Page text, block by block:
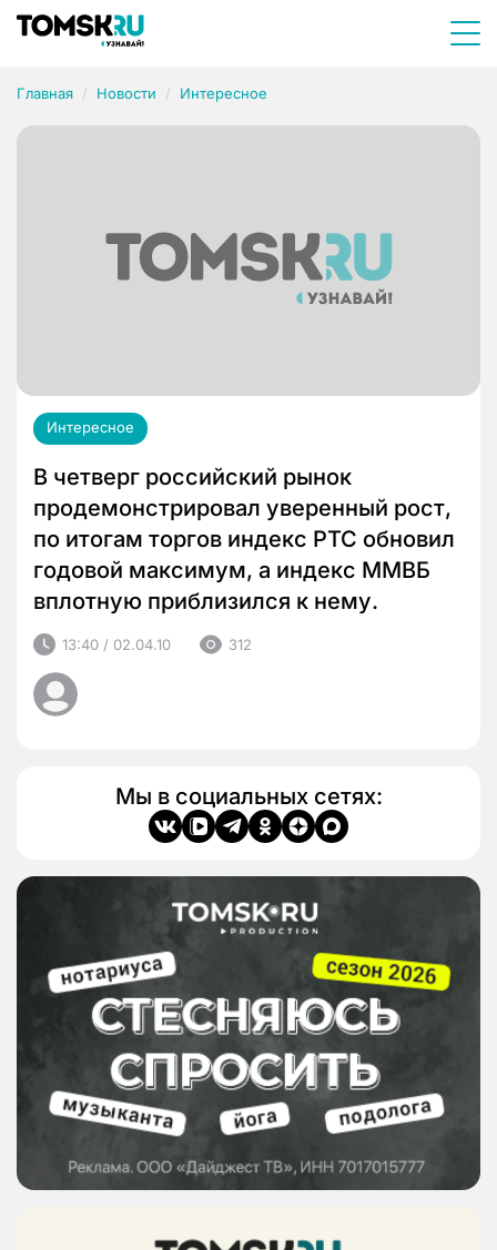
Главная Новости Интересное
Интересное
В четверг российский рынок
продемонстрировал уверенный рост,
по итогам торгов индекс РТС обновил
годовой максимум, а индекс ММВБ
вплотную приблизился к нему.
13:40 / 02.04.10 312
Мы в социальных сетях: